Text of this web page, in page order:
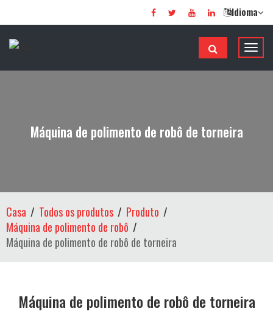
Idioma
A
ã
Máquina de polimento de robô de torneira
Casa Todos os produtos
Produto
Máquina de polimento de robô
Máquina de polimento de robô de torneira
Máquina de polimento de robô de torneira